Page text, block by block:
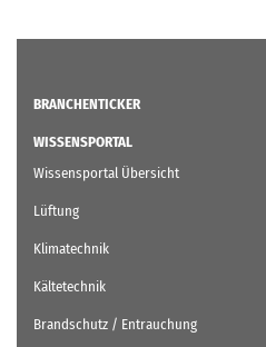
BRANCHENTICKER
WISSENSPORTAL
Wissensportal Übersicht
Lüftung
Klimatechnik
Kältetechnik
Brandschutz / Entrauchung